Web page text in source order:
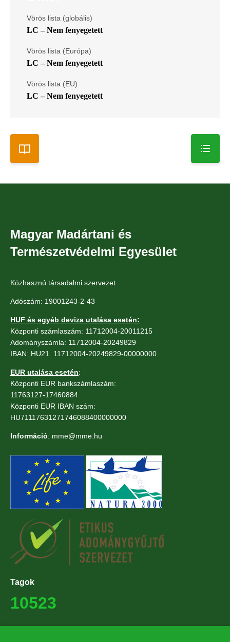
Vörös lista (globális)
LC – Nem fenyegetett
Vörös lista (Európa)
LC – Nem fenyegetett
Vörös lista (EU)
LC – Nem fenyegetett
Magyar Madártani és
Természetvédelmi Egyesület
Közhasznú társadalmi szervezet
Adószám: 19001243-2-43
HUF és egyéb deviza utalása esetén:
Központi számlaszám: 11712004-20011215
Adományszámla: 11712004-20249829
IBAN: HU21 11712004-20249829-00000000
EUR utalása esetén:
Központi EUR bankszámlaszám:
11763127-17460884
Központi EUR IBAN szám:
HU71117631271746088400000000
Információ: mme@mme.hu
Tagok
10523